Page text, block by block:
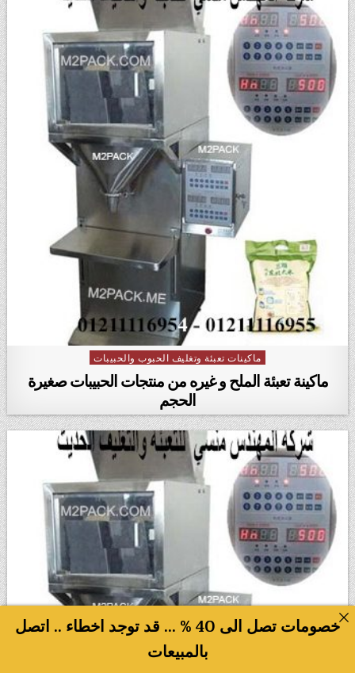
Posted in
ماكينات تعبئة وتغليف الحبوب والحبيبات
ماكينة تعبئة الملح و غيره من منتجات الحبيبات صغيرة
الحجم
خصومات تصل الى 40 % ... قد توجد اخطاء .. اتصل
بالمبيعات